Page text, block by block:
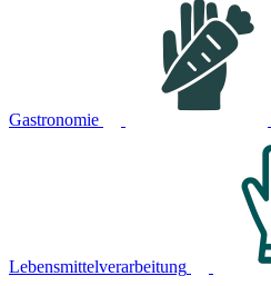
Gastronomie
Lebensmittelverarbeitung